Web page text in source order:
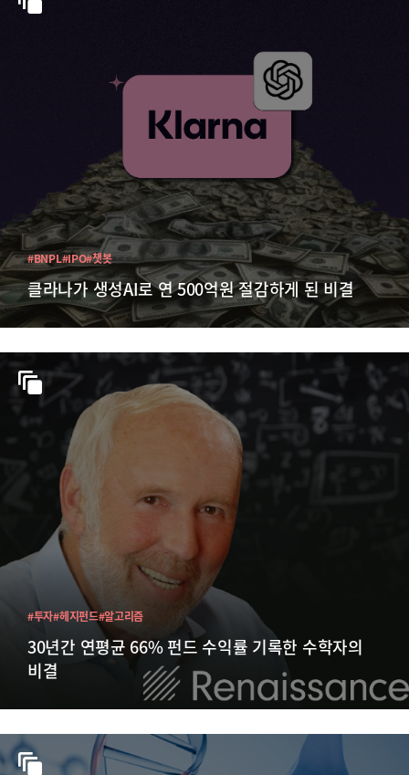
클라나가 생성AI로 연 500억원 절감하게 된 비결
#BNPL#IPO#챗봇
30년간 연평균 66% 펀드 수익률 기록한 수학자의
비결
#투자#헤지펀드#알고리즘